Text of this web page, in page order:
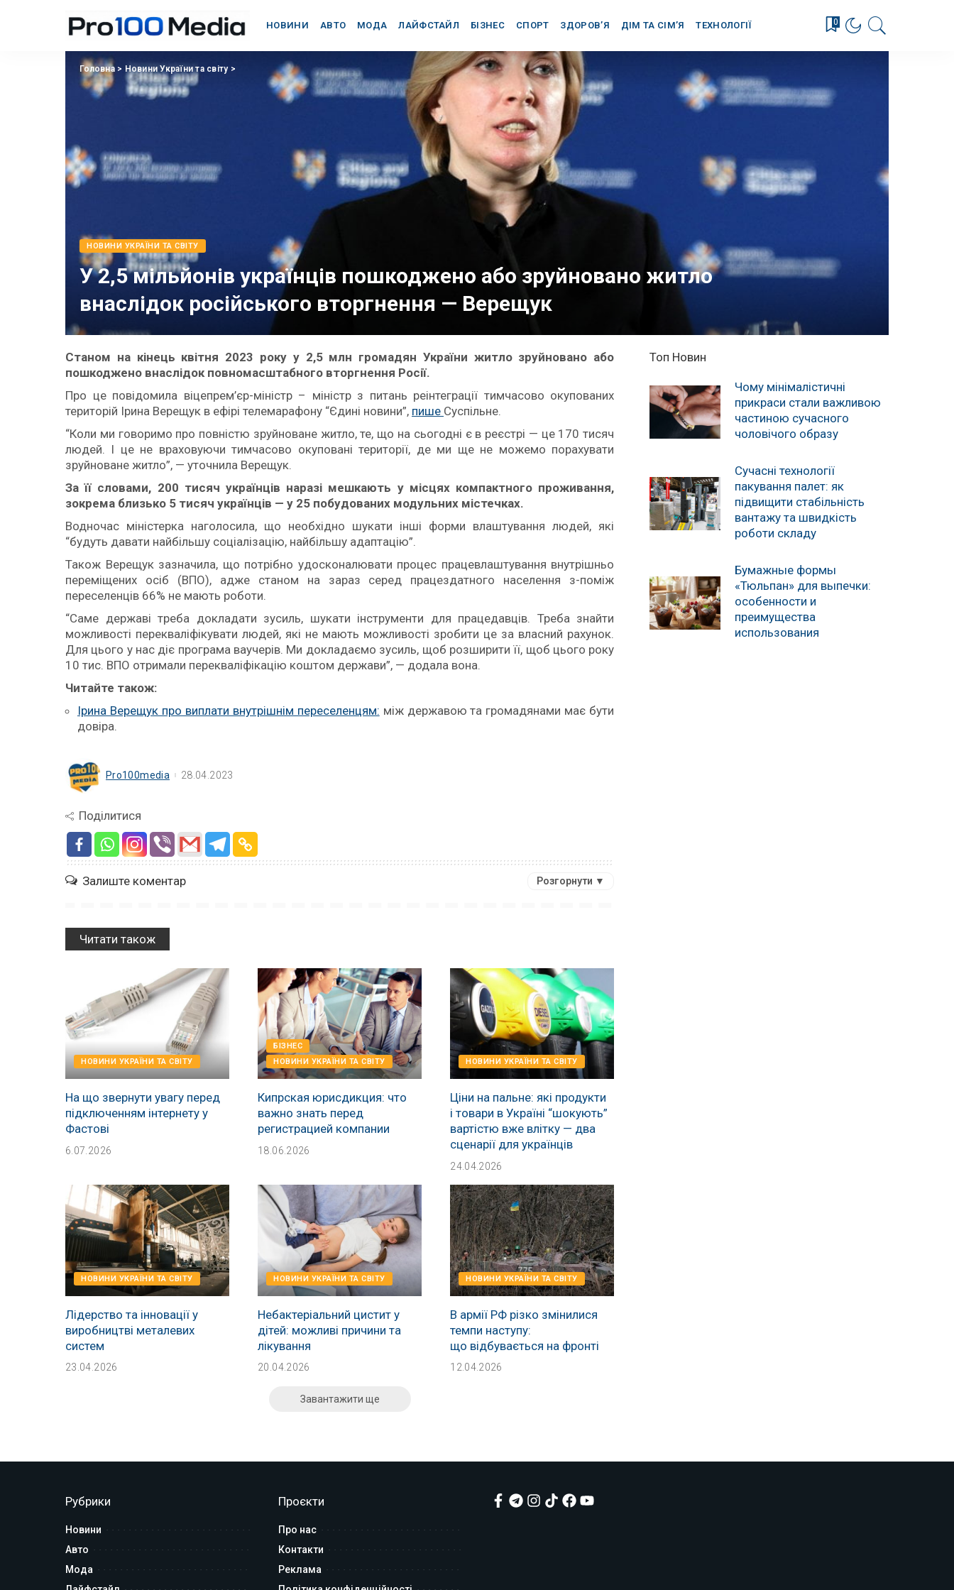
НОВИНИ АВТО МОДА ЛАЙФСТАЙЛ БІЗНЕС СПОРТ ЗДОРОВ’Я ДІМ ТА СІМ’Я ТЕХНОЛОГІЇ 0
Головна> Новини України та світу>
НОВИНИ УКРАЇНИ ТА СВІТУ
У 2,5 мільйонів українців пошкоджено або зруйновано житло
внаслідок російського вторгнення — Верещук
Станом на кінець квітня 2023 року у 2,5 млн громадян України житло зруйновано або
пошкоджено внаслідок повномасштабного вторгнення Росії.
Про це повідомила віцепрем’єр-міністр – міністр з питань реінтеграції тимчасово окупованих
територій Ірина Верещук в ефірі телемарафону “Єдині новини”, пише Суспільне.
“Коли ми говоримо про повністю зруйноване житло, те, що на сьогодні є в реєстрі — це 170 тисяч
людей. І це не враховуючи тимчасово окуповані території, де ми ще не можемо порахувати
зруйноване житло”, — уточнила Верещук.
За її словами, 200 тисяч українців наразі мешкають у місцях компактного проживання,
зокрема близько 5 тисяч українців — у 25 побудованих модульних містечках.
Водночас міністерка наголосила, що необхідно шукати інші форми влаштування людей, які
“будуть давати найбільшу соціалізацію, найбільшу адаптацію”.
Також Верещук зазначила, що потрібно удосконалювати процес працевлаштування внутрішньо
переміщених осіб (ВПО), адже станом на зараз серед працездатного населення з-поміж
переселенців 66% не мають роботи.
“Саме державі треба докладати зусиль, шукати інструменти для працедавців. Треба знайти
можливості перекваліфікувати людей, які не мають можливості зробити це за власний рахунок.
Для цього у нас діє програма ваучерів. Ми докладаємо зусиль, щоб розширити її, щоб цього року
10 тис. ВПО отримали перекваліфікацію коштом держави”, — додала вона.
Читайте також:
Ірина Верещук про виплати внутрішнім переселенцям: між державою та громадянами має бути
довіра.
Pro100media 28.04.2023
Поділитися
Залиште коментар Розгорнути ▼
Читати також
НОВИНИ УКРАЇНИ ТА СВІТУ
На що звернути увагу перед
підключенням інтернету у
Фастові
6.07.2026
БІЗНЕС
НОВИНИ УКРАЇНИ ТА СВІТУ
Кипрская юрисдикция: что
важно знать перед
регистрацией компании
18.06.2026
НОВИНИ УКРАЇНИ ТА СВІТУ
Ціни на пальне: які продукти
і товари в Україні “шокують”
вартістю вже влітку — два
сценарії для українців
24.04.2026
НОВИНИ УКРАЇНИ ТА СВІТУ
Лідерство та інновації у
виробництві металевих
систем
23.04.2026
НОВИНИ УКРАЇНИ ТА СВІТУ
Небактеріальний цистит у
дітей: можливі причини та
лікування
20.04.2026
НОВИНИ УКРАЇНИ ТА СВІТУ
В армії РФ різко змінилися
темпи наступу:
що відбувається на фронті
12.04.2026
Завантажити ще
Топ Новин
Чому мінімалістичні
прикраси стали важливою
частиною сучасного
чоловічого образу
Сучасні технології
пакування палет: як
підвищити стабільність
вантажу та швидкість
роботи складу
Бумажные формы
«Тюльпан» для выпечки:
особенности и
преимущества
использования
Рубрики
Новини
Авто
Мода
Проєкти
Про нас
Контакти
Реклама